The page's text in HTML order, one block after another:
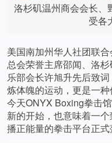
洛杉矶温州商会会长、
受各
美国南加州华人社团联
总会荣誉主席邵闻、洛
乐部会长许旭升先后致
炼体魄的运动，更是一种
今天ONYX Boxing拳击
新的开始，也意味着一
播正能量的拳击平台正式